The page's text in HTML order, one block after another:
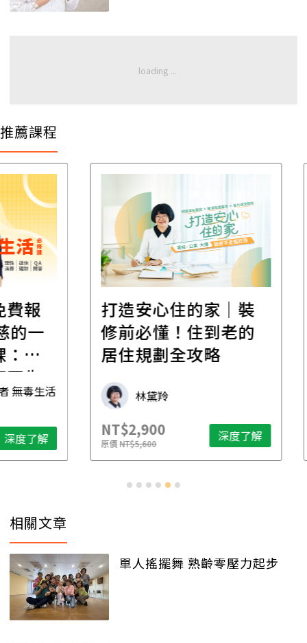
推薦課程
活
解
打造安心住的家｜裝
修前必懂！住到老的
居住規劃全攻略
林黛羚
NT$2,900
NT$5,600 深度了解
相關文章
單人搖擺舞 熟齡零壓力起步